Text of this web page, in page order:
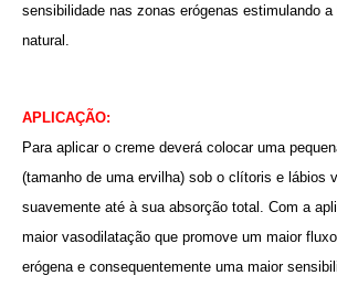
sensibilidade nas zonas erógenas estimulando a
natural.
APLICAÇÃO:
Para aplicar o creme deverá colocar uma
(tamanho de uma ervilha) sob o clítoris e lábios
suavemente até à sua absorção total. Com a
maior vasodilatação que promove um maior
erógena e consequentemente uma maior